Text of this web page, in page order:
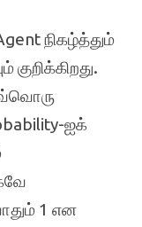
நிகழ்த்தும்
ஐக்
1 என